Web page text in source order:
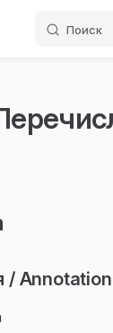
Поиск
/ Annotation